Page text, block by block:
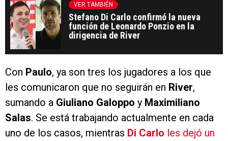
VER TAMBIÉN
Stefano Di Carlo confirmó la nueva
función de Leonardo Ponzio en la
dirigencia de River
Con Paulo, ya son tres los jugadores a los que
les comunicaron que no seguirán en River,
sumando a Giuliano Galoppo y Maximiliano
Salas. Se está trabajando actualmente en cada
uno de los casos, mientras Di Carlo les dejó un